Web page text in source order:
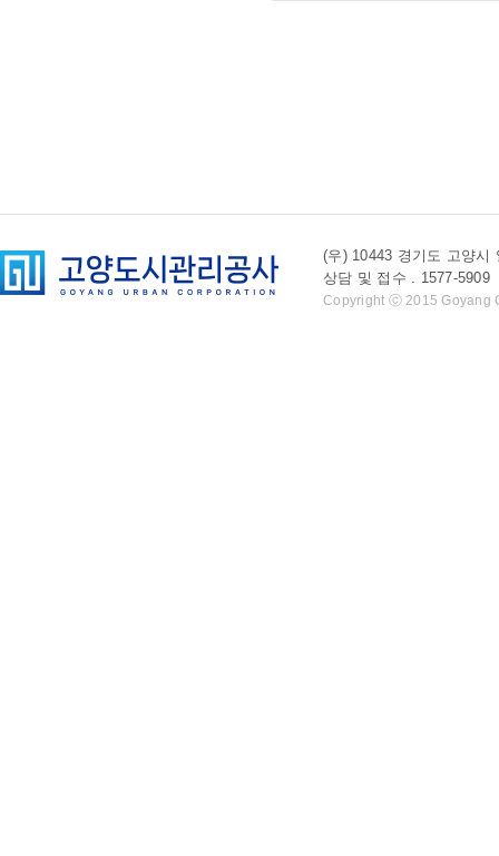
(우) 10443 경기도 고양시
상담 및 접수 . 1577-
Copyright ⓒ 2015 Goyang